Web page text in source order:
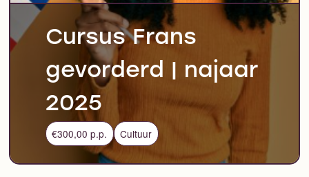
Cursus Frans
gevorderd | najaar
2025
€300,00 p.p. Cultuur